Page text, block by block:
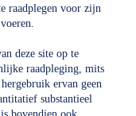
raadplegen voor zijn
deze site op te
raadpleging, mits
ervan geen
substantieel